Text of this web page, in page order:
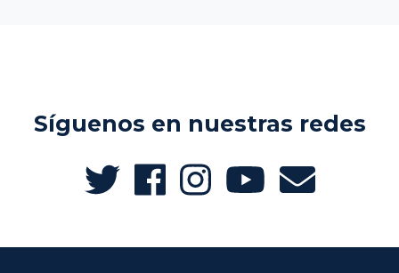
Síguenos en nuestras redes